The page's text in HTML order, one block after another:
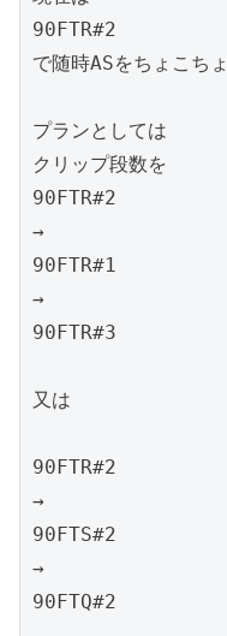
90FTR#2
で随時ASをちょこち
プランとしては
クリップ段数を
90FTR#2
→
90FTR#1
→
90FTR#3
又は
90FTR#2
→
90FTS#2
→
90FTQ#2